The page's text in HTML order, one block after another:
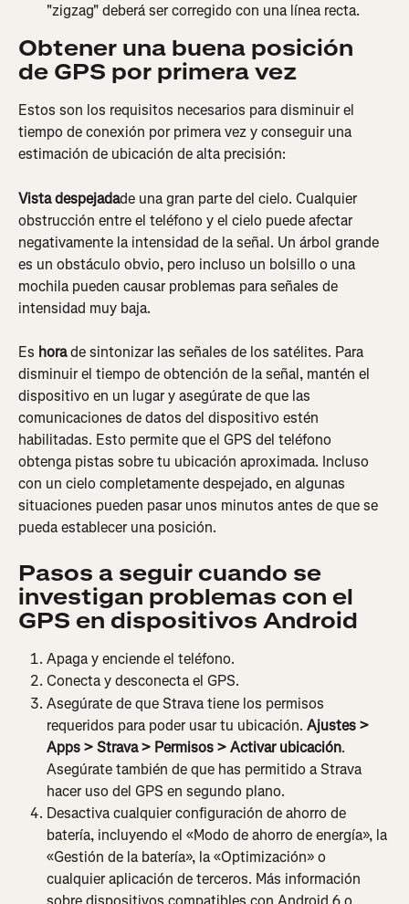
"zigzag" deberá ser corregido con una línea recta.
Obtener una buena posición
de GPS por primera vez
Estos son los requisitos necesarios para disminuir el
tiempo de conexión por primera vez y conseguir una
estimación de ubicación de alta precisión:
Vista despejadade una gran parte del cielo. Cualquier
obstrucción entre el teléfono y el cielo puede afectar
negativamente la intensidad de la señal. Un árbol grande
es un obstáculo obvio, pero incluso un bolsillo o una
mochila pueden causar problemas para señales de
intensidad muy baja.
Es hora de sintonizar las señales de los satélites. Para
disminuir el tiempo de obtención de la señal, mantén el
dispositivo en un lugar y asegúrate de que las
comunicaciones de datos del dispositivo estén
habilitadas. Esto permite que el GPS del teléfono
obtenga pistas sobre tu ubicación aproximada. Incluso
con un cielo completamente despejado, en algunas
situaciones pueden pasar unos minutos antes de que se
pueda establecer una posición.
Pasos a seguir cuando se
investigan problemas con el
GPS en dispositivos Android
Apaga y enciende el teléfono.
Conecta y desconecta el GPS.
Asegúrate de que Strava tiene los permisos
requeridos para poder usar tu ubicación. Ajustes >
Apps > Strava > Permisos > Activar ubicación.
Asegúrate también de que has permitido a Strava
hacer uso del GPS en segundo plano.
Desactiva cualquier configuración de ahorro de
batería, incluyendo el «Modo de ahorro de energía», la
«Gestión de la batería», la «Optimización» o
cualquier aplicación de terceros. Más información